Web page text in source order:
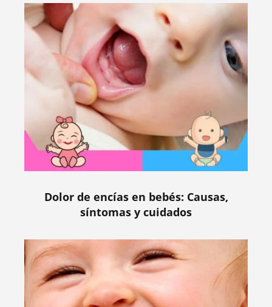
Dolor de encías en bebés: Causas,
síntomas y cuidados